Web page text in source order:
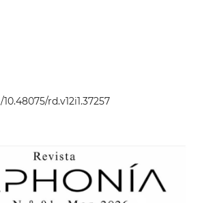
rd.v12i1.37257